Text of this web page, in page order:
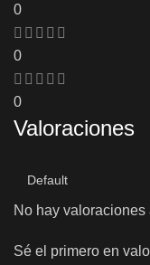
0
0
0
Valoraciones
No hay valoraciones
Sé el primero en